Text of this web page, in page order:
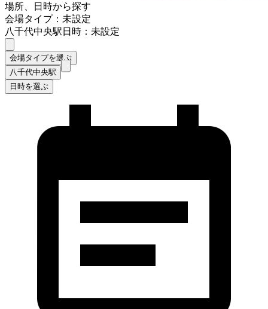
場所、日時から探す
会場タイプ：未設定
八千代中央駅日時：未設定
会場タイプを選ぶ
八千代中央駅
日時を選ぶ